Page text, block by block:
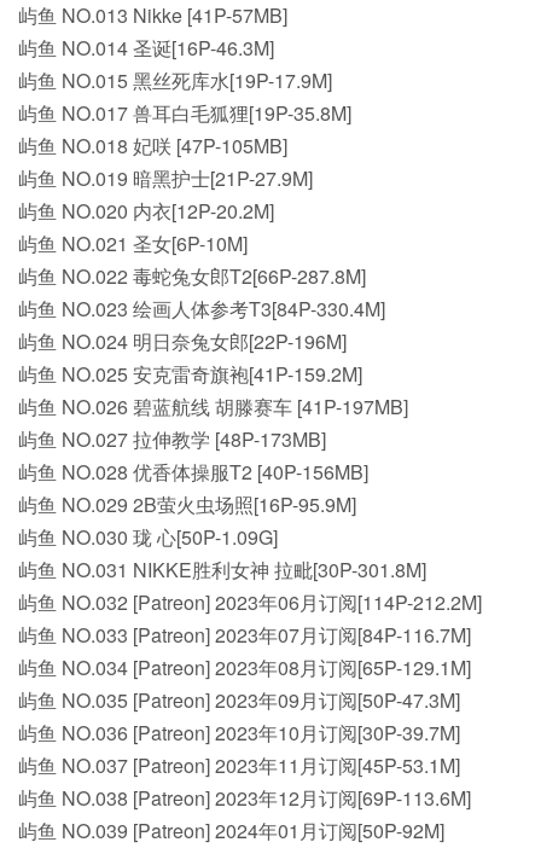
屿鱼 NO.013 Nikke [41P-57MB]
屿鱼 NO.014 圣诞[16P-46.3M]
屿鱼 NO.015 黑丝死库水[19P-17.9M]
屿鱼 NO.017 兽耳白毛狐狸[19P-35.8M]
屿鱼 NO.018 妃咲 [47P-105MB]
屿鱼 NO.019 暗黑护士[21P-27.9M]
屿鱼 NO.020 内衣[12P-20.2M]
屿鱼 NO.021 圣女[6P-10M]
屿鱼 NO.022 毒蛇兔女郎T2[66P-287.8M]
屿鱼 NO.023 绘画人体参考T3[84P-330.4M]
屿鱼 NO.024 明日奈兔女郎[22P-196M]
屿鱼 NO.025 安克雷奇旗袍[41P-159.2M]
屿鱼 NO.026 碧蓝航线 胡滕赛车 [41P-197MB]
屿鱼 NO.027 拉伸教学 [48P-173MB]
屿鱼 NO.028 优香体操服T2 [40P-156MB]
屿鱼 NO.029 2B萤火虫场照[16P-95.9M]
屿鱼 NO.030 珑 心[50P-1.09G]
屿鱼 NO.031 NIKKE胜利女神 拉毗[30P-301.8M]
屿鱼 NO.032 [Patreon] 2023年06月订阅[114P-212.2M]
屿鱼 NO.033 [Patreon] 2023年07月订阅[84P-116.7M]
屿鱼 NO.034 [Patreon] 2023年08月订阅[65P-129.1M]
屿鱼 NO.035 [Patreon] 2023年09月订阅[50P-47.3M]
屿鱼 NO.036 [Patreon] 2023年10月订阅[30P-39.7M]
屿鱼 NO.037 [Patreon] 2023年11月订阅[45P-53.1M]
屿鱼 NO.038 [Patreon] 2023年12月订阅[69P-113.6M]
屿鱼 NO.039 [Patreon] 2024年01月订阅[50P-92M]